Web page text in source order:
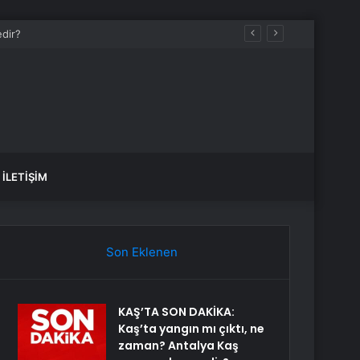
İLETIŞIM
Son Eklenen
KAŞ’TA SON DAKİKA:
Kaş’ta yangın mı çıktı, ne
zaman? Antalya Kaş